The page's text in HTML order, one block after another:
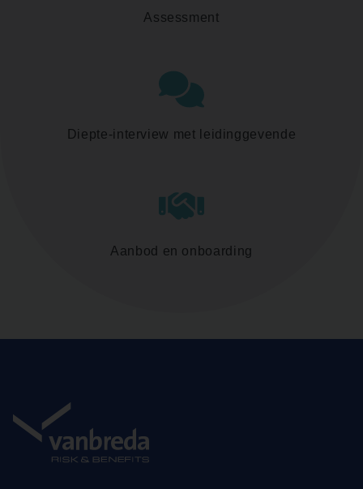
Assessment
Diepte-interview met leidinggevende
Aanbod en onboarding